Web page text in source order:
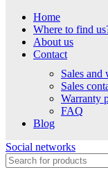
Home
Where to find
About us
Contact
Sales and
Sales
Warranty
FAQ
Blog
Social networks